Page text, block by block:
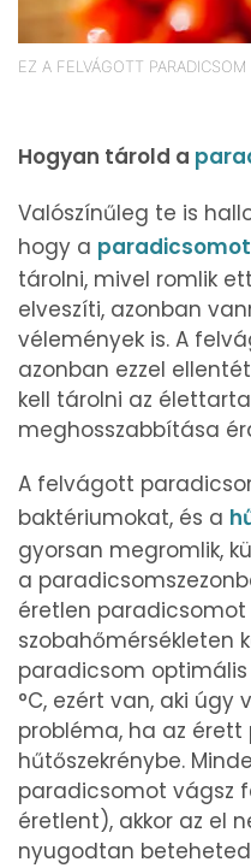
EZ A FELVÁGOTT
Hogyan tárold a
Valószínűleg te is
hogy a paradicsomot
tárolni, mivel romlik
elveszíti, azonban
vélemények is. A
azonban ezzel
kell tárolni az
meghosszabbítása
A felvágott
baktériumokat, és a
gyorsan megromlik,
a
éretlen
szobahőmérsékleten
paradicsom optimális
°C, ezért van, aki
probléma, ha az
hűtőszekrénybe.
paradicsomot vágsz
éretlent), akkor az el
nyugodtan